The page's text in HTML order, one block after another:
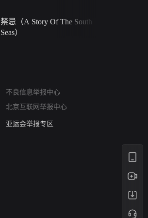
禁忌（A Story Of The South
Seas）
不良信息举报中心
北京互联网举报中心
算法推荐专项举报
亚运会举报专区